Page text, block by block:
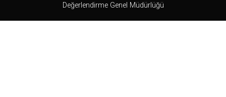
Değerlendirme Genel Müdürlüğü